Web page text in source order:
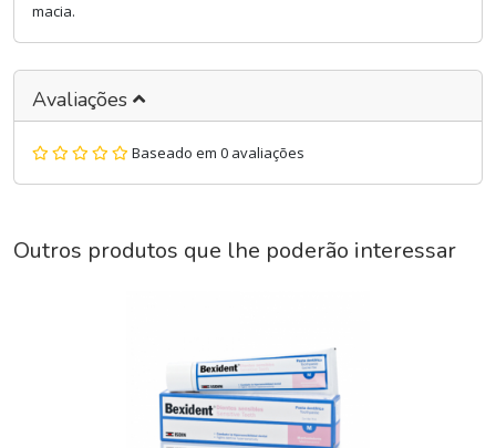
macia.
Avaliações
Baseado em 0 avaliações
Outros produtos que lhe poderão interessar